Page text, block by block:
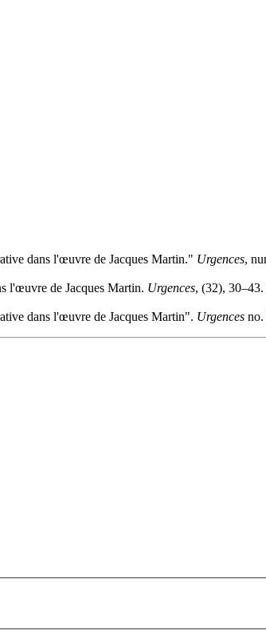
dans l'œuvre de Jacques Martin." Urgences,
l'œuvre de Jacques Martin. Urgences, (32),
dans l'œuvre de Jacques Martin". Urgences no.